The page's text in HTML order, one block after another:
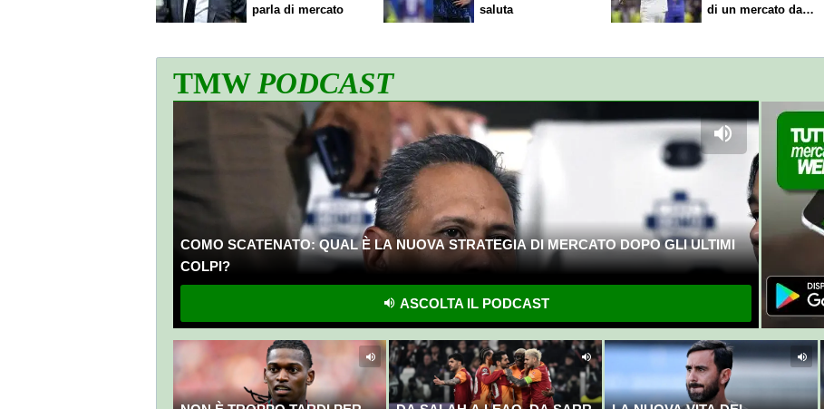
parla di mercato
saluta
di un mercato da
TMWPODCAST
COMO SCATENATO: QUAL È LA NUOVA STRATEGIA DI MERCATO DOPO GLI ULTIMI
COLPI?
ASCOLTA IL PODCAST